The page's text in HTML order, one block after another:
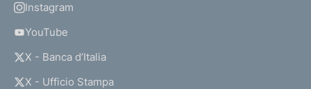
Instagram
YouTube
X - Banca d’Italia
X - Ufficio Stampa